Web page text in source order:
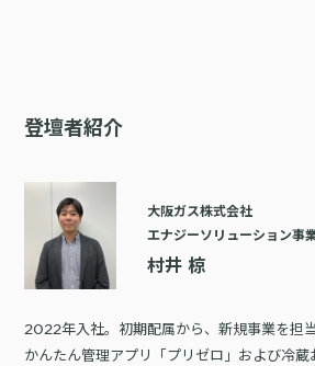
登壇者紹介
大阪ガス株式会社
エナジーソリューション事
村井 椋
2022年入社。初期配属から、新規事業を担
かんたん管理アプリ「プリゼロ」および冷蔵